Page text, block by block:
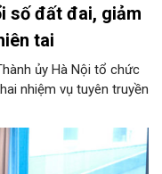
số đất đai, giảm
tai
ủy Hà Nội tổ chức
nhiệm vụ tuyên truyền